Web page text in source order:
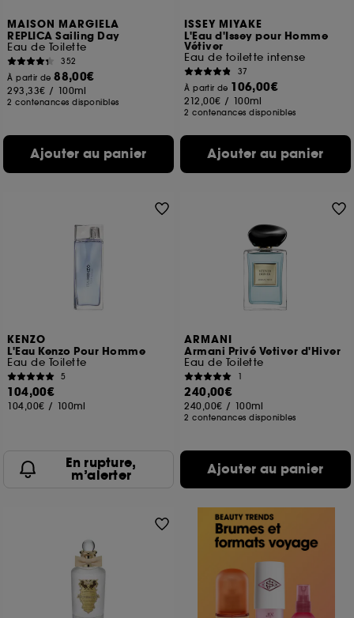
MAISON MARGIELA
REPLICA Sailing Day
Eau de Toilette
352
À partir de88,00€
293,33€ / 100ml
2 contenances disponibles
Ajouter au panier
ISSEY MIYAKE
L'Eau d'Issey pour Homme
Vétiver
Eau de toilette intense
37
À partir de 106,00€
212,00€ / 100ml
2 contenances disponibles
Ajouter au panier
KENZO
L'Eau Kenzo Pour Homme
Eau de Toilette
5
104,00€
104,00€ / 100ml
En rupture,
m’alerter
ARMANI
Armani Privé Vetiver d'Hiver
Eau de Toilette
1
240,00€
240,00€ / 100ml
2 contenances disponibles
Ajouter au panier